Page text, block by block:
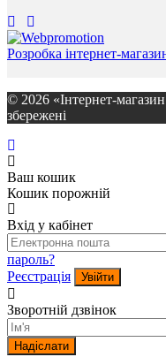
Розробка інтернет-
© 2026 «Інтернет-
збережені
Ваш кошик
Кошик порожній
Вхід у кабінет
пароль?
Реєстрація
Увійти
Зворотній дзвінок
Надіслати